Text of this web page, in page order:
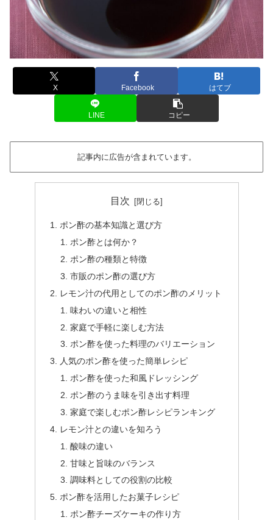
X Facebook はてブ
LINE コピー
記事内に広告が含まれています。
目次
ポン酢の基本知識と選び方
ポン酢とは何か？
ポン酢の種類と特徴
市販のポン酢の選び方
レモン汁の代用としてのポン酢のメリット
味わいの違いと相性
家庭で手軽に楽しむ方法
ポン酢を使った料理のバリエーション
人気のポン酢を使った簡単レシピ
ポン酢を使った和風ドレッシング
ポン酢のうま味を引き出す料理
家庭で楽しむポン酢レシピランキング
レモン汁との違いを知ろう
酸味の違い
甘味と旨味のバランス
調味料としての役割の比較
ポン酢を活用したお菓子レシピ
ポン酢チーズケーキの作り方